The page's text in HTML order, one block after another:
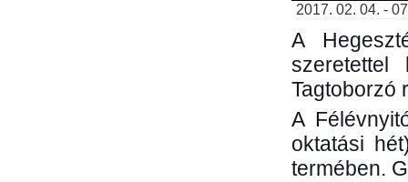
2017. 02. 04. -
A
Tagtoborzó
A
oktatási
termében.